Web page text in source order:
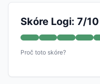
Skóre Logi: 7/10
Proč toto skóre?